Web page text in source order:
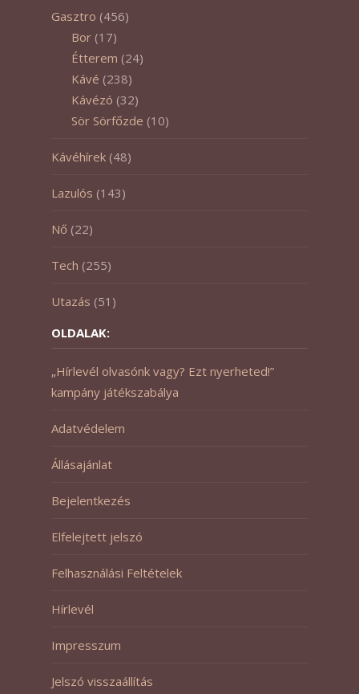
Gasztro (456)
Bor (17)
Étterem (24)
Kávé (238)
Kávézó (32)
Sör Sörfőzde (10)
Kávéhírek (48)
Lazulós (143)
Nő (22)
Tech (255)
Utazás (51)
OLDALAK:
„Hírlevél olvasónk vagy? Ezt nyerheted!”
kampány játékszabálya
Adatvédelem
Állásajánlat
Bejelentkezés
Elfelejtett jelszó
Felhasználási Feltételek
Hírlevél
Impresszum
Jelszó visszaállítás